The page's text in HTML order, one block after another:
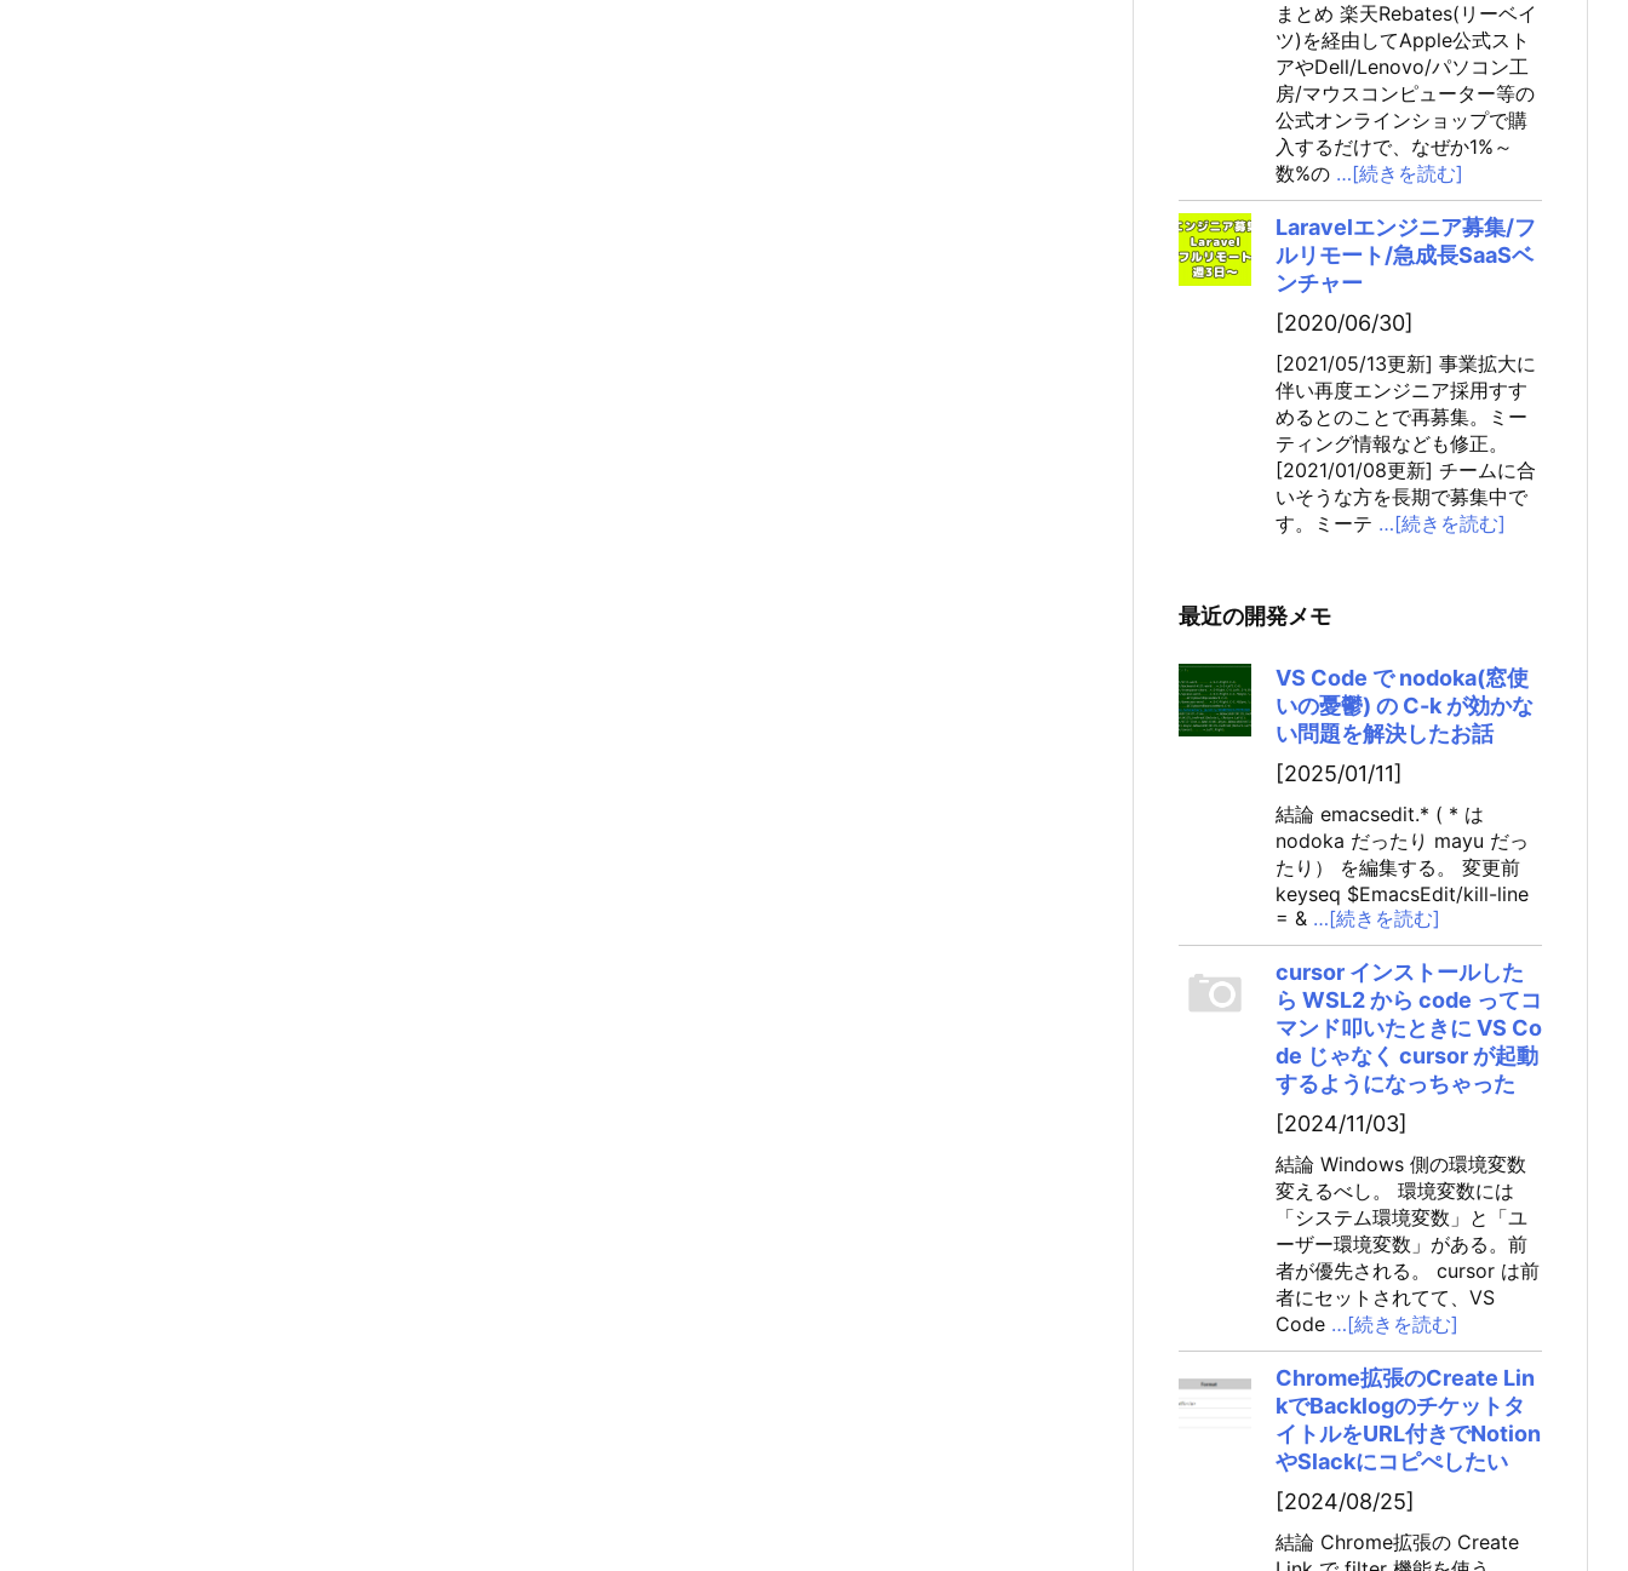
まとめ 楽天Rebates(リーベイ
ツ)を経由してApple公式スト
アやDell/Lenovo/パソコン工
房/マウスコンピューター等の
公式オンラインショップで購
入するだけで、なぜか1%～
数%の …[続きを読む]
Laravelエンジニア募集/フ
ルリモート/急成長SaaSベ
ンチャー
[2020/06/30]
[2021/05/13更新] 事業拡大に
伴い再度エンジニア採用すす
めるとのことで再募集。ミー
ティング情報なども修正。
[2021/01/08更新] チームに合
いそうな方を長期で募集中で
す。ミーテ …[続きを読む]
最近の開発メモ
VS Code で nodoka(窓使
いの憂鬱) の C-k が効かな
い問題を解決したお話
[2025/01/11]
結論 emacsedit.* ( * は
nodoka だったり mayu だっ
たり） を編集する。 変更前
keyseq $EmacsEdit/kill-line
= & …[続きを読む]
cursor インストールした
ら WSL2 から code ってコ
マンド叩いたときに VS Co
de じゃなく cursor が起動
するようになっちゃった
[2024/11/03]
結論 Windows 側の環境変数
変えるべし。 環境変数には
「システム環境変数」と「ユ
ーザー環境変数」がある。前
者が優先される。 cursor は前
者にセットされてて、VS
Code …[続きを読む]
Chrome拡張のCreate Lin
kでBacklogのチケットタ
イトルをURL付きでNotion
やSlackにコピぺしたい
[2024/08/25]
結論 Chrome拡張の Create